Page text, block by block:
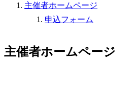
主催者ホームページ
申込フォーム
主催者ホームページ